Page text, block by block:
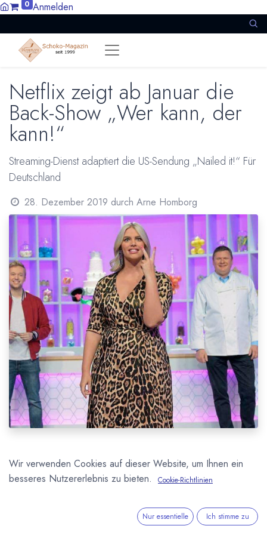
0 Anmelden
Netflix zeigt ab Januar die
Back-Show „Wer kann, der
kann!“
Streaming-Dienst adaptiert die US-Sendung „Nailed it!“ Für
Deutschland
28. Dezember 2019 durch Arne Homborg
Der Streaming-Dienst Netflix zeigt ab dem 17. Januar die
Back-Show „Wer kann, der kann!“. Die Show ist die
it!“. In der Show treten jeweils drei Hobbykonditoren
gegeneinander an und versuchen die Jury mit
Wir verwenden Cookies auf dieser Website, um Ihnen ein
besseres Nutzererlebnis zu bieten.
Cookie-Richtlinien
Nur essentielle Ich stimme zu